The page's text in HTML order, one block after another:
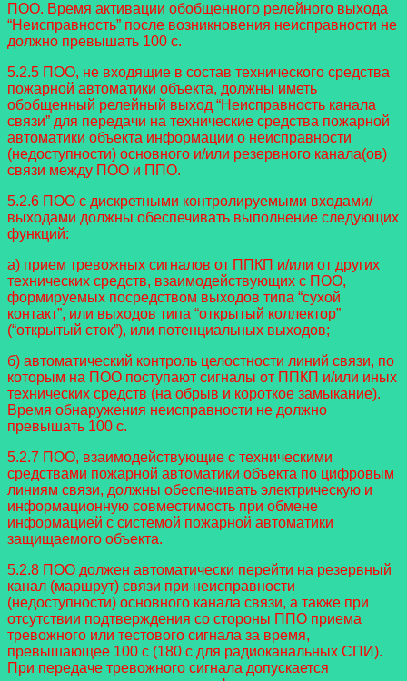
ПОО. Время активации обобщенного релейного выхода
“Неисправность” после возникновения неисправности не
должно превышать 100 с.
5.2.5 ПОО, не входящие в состав технического средства
пожарной автоматики объекта, должны иметь
обобщенный релейный выход “Неисправность канала
связи” для передачи на технические средства пожарной
автоматики объекта информации о неисправности
(недоступности) основного и/или резервного канала(ов)
связи между ПОО и ППО.
5.2.6 ПОО с дискретными контролируемыми входами/
выходами должны обеспечивать выполнение следующих
функций:
а) прием тревожных сигналов от ППКП и/или от других
технических средств, взаимодействующих с ПОО,
формируемых посредством выходов типа “сухой
контакт”, или выходов типа “открытый коллектор”
(“открытый сток”), или потенциальных выходов;
б) автоматический контроль целостности линий связи, по
которым на ПОО поступают сигналы от ППКП и/или иных
технических средств (на обрыв и короткое замыкание).
Время обнаружения неисправности не должно
превышать 100 с.
5.2.7 ПОО, взаимодействующие с техническими
средствами пожарной автоматики объекта по цифровым
линиям связи, должны обеспечивать электрическую и
информационную совместимость при обмене
информацией с системой пожарной автоматики
защищаемого объекта.
5.2.8 ПОО должен автоматически перейти на резервный
канал (маршрут) связи при неисправности
(недоступности) основного канала связи, а также при
отсутствии подтверждения со стороны ППО приема
тревожного или тестового сигнала за время,
превышающее 100 с (180 с для радиоканальных СПИ).
При передаче тревожного сигнала допускается